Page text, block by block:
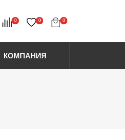
0 0 0
КОМПАНИЯ